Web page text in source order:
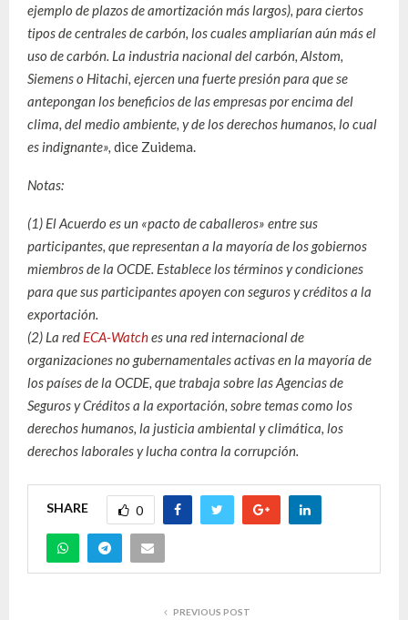
ejemplo de plazos de amortización más largos), para ciertos
tipos de centrales de carbón, los cuales ampliarían aún más el
uso de carbón. La industria nacional del carbón, Alstom,
Siemens o Hitachi, ejercen una fuerte presión para que se
antepongan los beneficios de las empresas por encima del
clima, del medio ambiente, y de los derechos humanos, lo cual
es indignante», dice Zuidema.
Notas:
(1) El Acuerdo es un «pacto de caballeros» entre sus
participantes, que representan a la mayoría de los gobiernos
miembros de la OCDE. Establece los términos y condiciones
para que sus participantes apoyen con seguros y créditos a la
exportación.
(2) La red ECA-Watches una red internacional de
organizaciones no gubernamentales activas en la mayoría de
los países de la OCDE, que trabaja sobre las Agencias de
Seguros y Créditos a la exportación, sobre temas como los
derechos humanos, la justicia ambiental y climática, los
derechos laborales y lucha contra la corrupción.
SHARE 0
PREVIOUS POST